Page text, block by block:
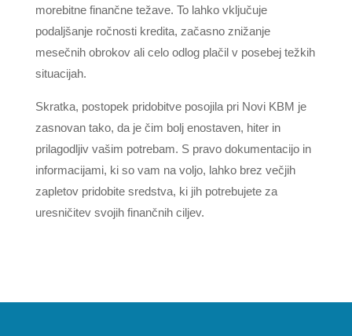
morebitne finančne težave. To lahko vključuje
podaljšanje ročnosti kredita, začasno znižanje
mesečnih obrokov ali celo odlog plačil v posebej težkih
situacijah.
Skratka, postopek pridobitve posojila pri Novi KBM je
zasnovan tako, da je čim bolj enostaven, hiter in
prilagodljiv vašim potrebam. S pravo dokumentacijo in
informacijami, ki so vam na voljo, lahko brez večjih
zapletov pridobite sredstva, ki jih potrebujete za
uresničitev svojih finančnih ciljev.